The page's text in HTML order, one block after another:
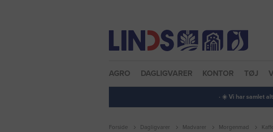
AGRO DAGLIGVARER KONTOR TØJ
· ☀️ Vi har samlet
Forside Dagligvarer Madvarer Morgenmad